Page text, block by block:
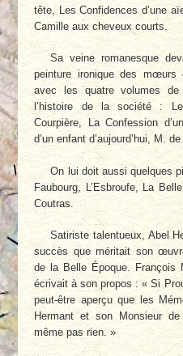
tête, Les Confidences d’une
Camille aux cheveux courts.
Sa veine romanesque
peinture ironique des mœurs
avec les quatre volumes
l’histoire de la société :
Courpière, La Confession
d’un enfant d’aujourd’hui, M.
On lui doit aussi quelques
Faubourg, L’Esbroufe, La
Coutras.
Satiriste talentueux, Abel
succès que méritait son
de la Belle Époque. François
écrivait à son propos : « Si
peut-être aperçu que les
Hermant et son Monsieur
même pas rien. »